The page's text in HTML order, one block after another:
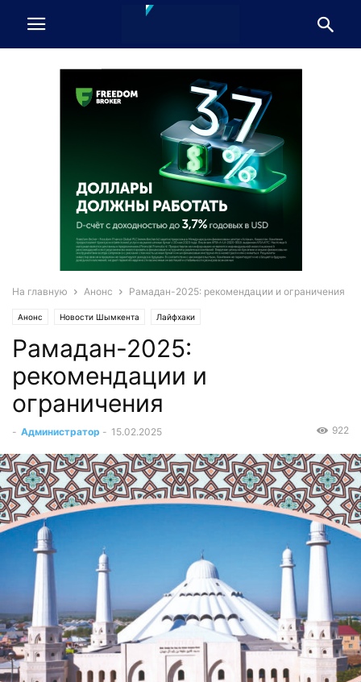
На главную Анонс Рамадан-2025: рекомендации и ограничения
Анонс Новости Шымкента Лайфхаки
Рамадан-2025:
рекомендации и
ограничения
- Администратор - 15.02.2025 922